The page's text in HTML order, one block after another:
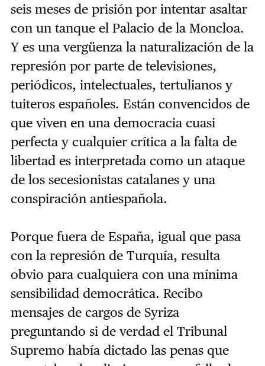
seis meses de prisión por intentar asaltar
con un tanque el Palacio de la Moncloa.
Y es una vergüenza la naturalización de la
represión por parte de televisiones,
periódicos, intelectuales, tertulianos y
tuiteros españoles. Están convencidos de
que viven en una democracia cuasi
perfecta y cualquier crítica a la falta de
libertad es interpretada como un ataque
de los secesionistas catalanes y una
conspiración antiespañola.
Porque fuera de España, igual que pasa
con la represión de Turquía, resulta
obvio para cualquiera con una mínima
sensibilidad democrática. Recibo
mensajes de cargos de Syriza
preguntando si de verdad el Tribunal
Supremo había dictado las penas que